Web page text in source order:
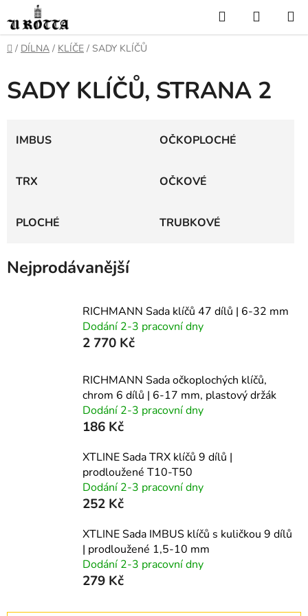
na
obsah
Hledat
KOŠÍK
DOMŮ
/ DÍLNA / KLÍČE / SADY KLÍČŮ
SADY KLÍČŮ, STRANA 2
IMBUS OČKOPLOCHÉ
TRX OČKOVÉ
PLOCHÉ TRUBKOVÉ
Nejprodávanější
RICHMANN Sada klíčů 47 dílů | 6-32 mm
Dodání 2-3 pracovní dny
2 770 Kč
RICHMANN Sada očkoplochých klíčů,
chrom 6 dílů | 6-17 mm, plastový držák
Dodání 2-3 pracovní dny
186 Kč
XTLINE Sada TRX klíčů 9 dílů |
prodloužené T10-T50
Dodání 2-3 pracovní dny
252 Kč
XTLINE Sada IMBUS klíčů s kuličkou 9 dílů
| prodloužené 1,5-10 mm
Dodání 2-3 pracovní dny
279 Kč